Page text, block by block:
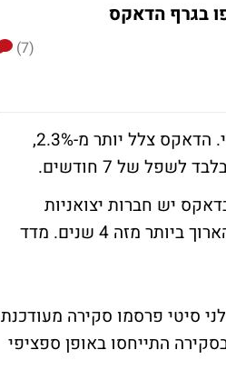
בגרף הדאקס
(7)
המדדים המובילים בבורסות אירופה נסחרו היום תחת לחץ מכירות ממשי. הדאקס צלל יותר מ-2.3%,
יש חברות יצואניות
רבות). הפוטסי הבריטי השלים כעת 8 ימי ירידות רצופים, רצף הירידות הארוך ביותר מזה 4 שנים. מדד
סיטי פרסמו סקירה מעודכנת
בשנה הבאה הופחתה מ-3.3% ל-3.1% בלבד. בסקירה התייחסו באופן ספציפי